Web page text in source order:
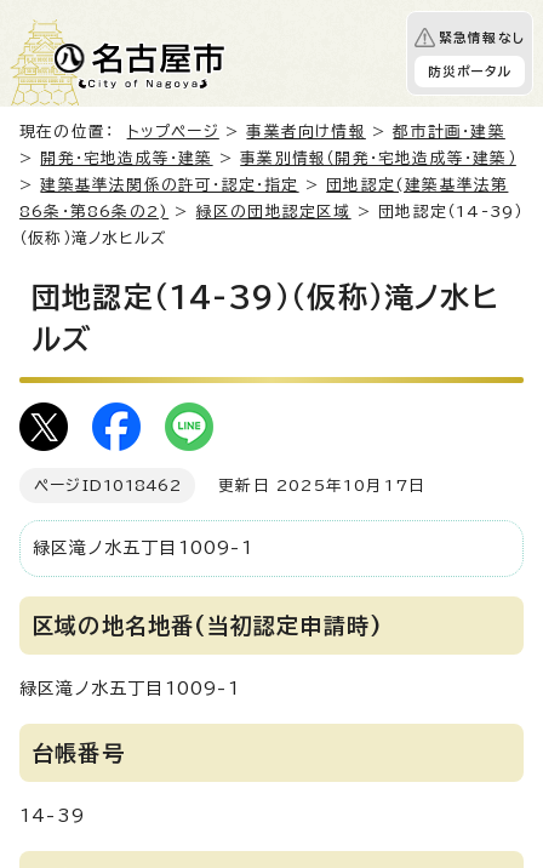
緊急情報なし
防災ポータル
現在の位置： トップページ >事業者向け情報 >都市計画・建築
>
開発・宅地造成等・建築 >事業別情報（開発・宅地造成等・建築）
>建築基準法関係の許可・認定・指定 >
団地認定(建築基準法第
86条・第86条の2)
> 緑区の団地認定区域
> 団地認定（14-39）
（仮称）滝ノ水ヒルズ
団地認定（14-39）（仮称）滝ノ水ヒ
ルズ
ページID 1018462 更新日 2025年10月17日
緑区滝ノ水五丁目1009-1
区域の地名地番(当初認定申請時)
緑区滝ノ水五丁目1009-1
台帳番号
14-39